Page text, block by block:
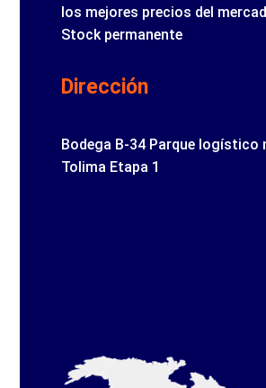
los mejores precios del
Stock permanente
Dirección
Bodega B-34 Parque logístico
Tolima Etapa 1